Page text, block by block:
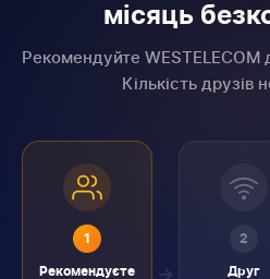
місяць
Рекомендуйте WESTELECOM
Кількість
1
Рекомендуєте
2
Друг